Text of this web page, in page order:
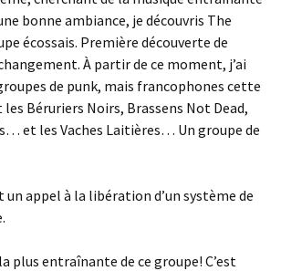
bonne ambiance, je découvris The
écossais. Première découverte de
À partir de ce moment, j’ai
de punk, mais francophones cette
les Béruriers Noirs, Brassens Not Dead,
et les Vaches Laitières… Un groupe de
appel à la libération d’un système de
plus entraînante de ce groupe! C’est